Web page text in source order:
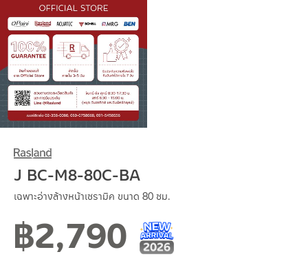
J BC-M8-80C-BA
เฉพาะอ่างล้างหน้าเซรามิค ขนาด 80 ซม.
฿2,790